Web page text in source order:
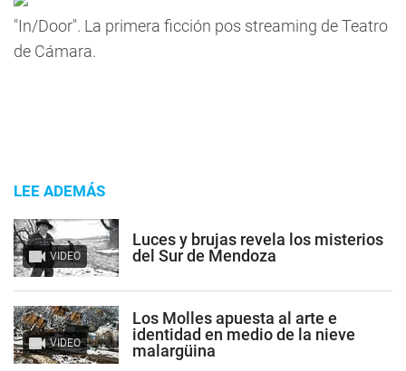
"In/Door". La primera ficción pos streaming de Teatro
de Cámara.
LEE ADEMÁS
VIDEO
Luces y brujas revela los misterios
del Sur de Mendoza
VIDEO
Los Molles apuesta al arte e
identidad en medio de la nieve
malargüina